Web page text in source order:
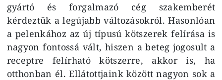
gyártó és forgalmazó cég szakemberét
kérdeztük a legújabb változásokról. Hasonlóan
a pelenkához az új típusú kötszerek felírása is
nagyon fontossá vált, hiszen a beteg jogosult a
receptre felírható kötszerre, akkor is, ha
otthonban él. Ellátottjaink között nagyon sok a